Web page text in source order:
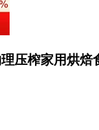
压榨家用烘焙